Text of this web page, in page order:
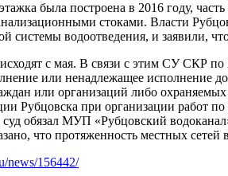
была построена в 2016 году,
стоками. Власти
системы водоотведения, и заявили,
с мая. В связи с этим СУ СКР
или ненадлежащее исполнение
или организаций либо
Рубцовска при организации работ
обязал МУП «Рубцовский
что протяженность местных
news/156442/